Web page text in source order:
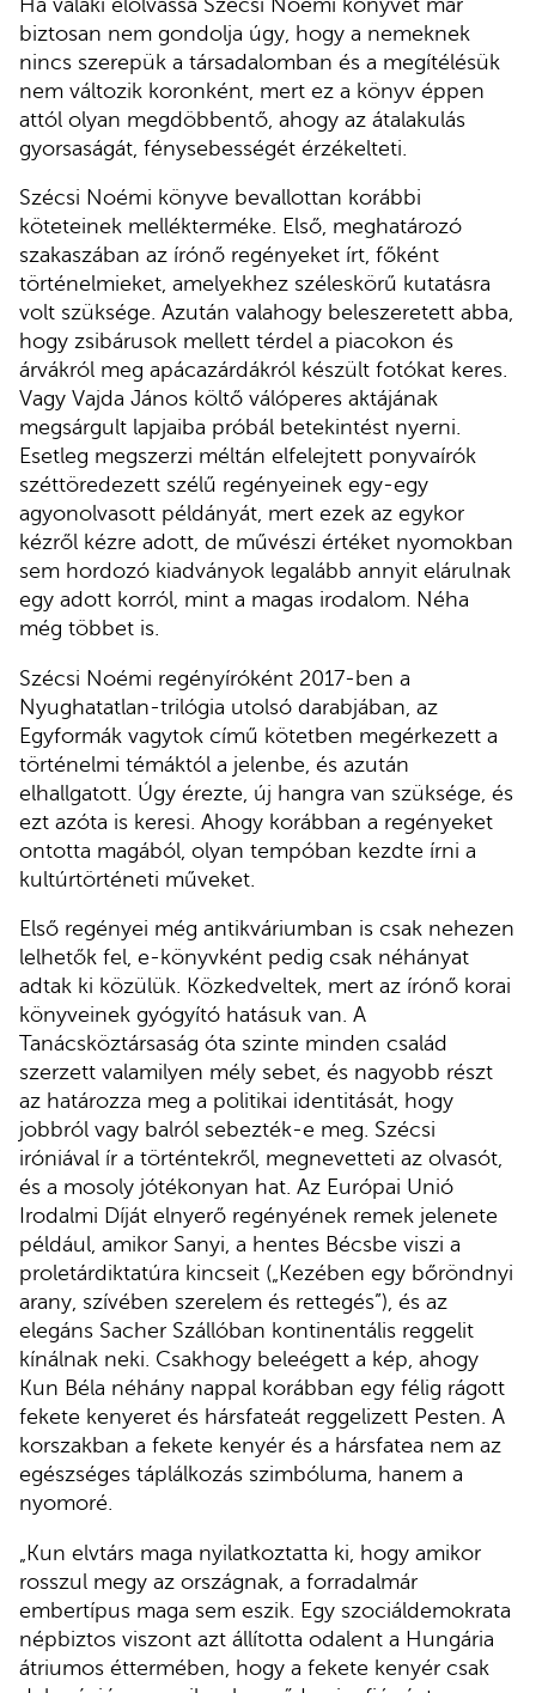
biztosan nem gondolja úgy, hogy a nemeknek
nincs szerepük a társadalomban és a megítélésük
nem változik koronként, mert ez a könyv éppen
attól olyan megdöbbentő, ahogy az átalakulás
gyorsaságát, fénysebességét érzékelteti.
Szécsi Noémi könyve bevallottan korábbi
köteteinek mellékterméke. Első, meghatározó
szakaszában az írónő regényeket írt, főként
történelmieket, amelyekhez széleskörű kutatásra
volt szüksége. Azután valahogy beleszeretett abba,
hogy zsibárusok mellett térdel a piacokon és
árvákról meg apácazárdákról készült fotókat keres.
Vagy Vajda János költő válóperes aktájának
megsárgult lapjaiba próbál betekintést nyerni.
Esetleg megszerzi méltán elfelejtett ponyvaírók
széttöredezett szélű regényeinek egy-egy
agyonolvasott példányát, mert ezek az egykor
kézről kézre adott, de művészi értéket nyomokban
sem hordozó kiadványok legalább annyit elárulnak
egy adott korról, mint a magas irodalom. Néha
még többet is.
Szécsi Noémi regényíróként 2017-ben a
Nyughatatlan-trilógia utolsó darabjában, az
Egyformák vagytok című kötetben megérkezett a
történelmi témáktól a jelenbe, és azután
elhallgatott. Úgy érezte, új hangra van szüksége, és
ezt azóta is keresi. Ahogy korábban a regényeket
ontotta magából, olyan tempóban kezdte írni a
kultúrtörténeti műveket.
Első regényei még antikváriumban is csak nehezen
lelhetők fel, e-könyvként pedig csak néhányat
adtak ki közülük. Közkedveltek, mert az írónő korai
könyveinek gyógyító hatásuk van. A
Tanácsköztársaság óta szinte minden család
szerzett valamilyen mély sebet, és nagyobb részt
az határozza meg a politikai identitását, hogy
jobbról vagy balról sebezték-e meg. Szécsi
iróniával ír a történtekről, megnevetteti az olvasót,
és a mosoly jótékonyan hat. Az Európai Unió
Irodalmi Díját elnyerő regényének remek jelenete
például, amikor Sanyi, a hentes Bécsbe viszi a
proletárdiktatúra kincseit („Kezében egy bőröndnyi
arany, szívében szerelem és rettegés”), és az
elegáns Sacher Szállóban kontinentális reggelit
kínálnak neki. Csakhogy beleégett a kép, ahogy
Kun Béla néhány nappal korábban egy félig rágott
fekete kenyeret és hársfateát reggelizett Pesten. A
korszakban a fekete kenyér és a hársfatea nem az
egészséges táplálkozás szimbóluma, hanem a
nyomoré.
„Kun elvtárs maga nyilatkoztatta ki, hogy amikor
rosszul megy az országnak, a forradalmár
embertípus maga sem eszik. Egy szociáldemokrata
népbiztos viszont azt állította odalent a Hungária
átriumos éttermében, hogy a fekete kenyér csak